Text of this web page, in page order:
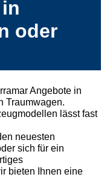
oder
Angebote in
Traumwagen.
lässt fast
neuesten
sich für ein
bieten Ihnen eine